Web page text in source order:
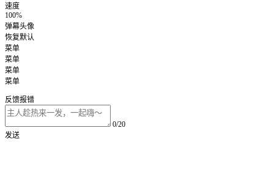
速度
100%
弹幕头像
恢复默认
菜单
菜单
菜单
菜单
反馈报错
0/20
发送